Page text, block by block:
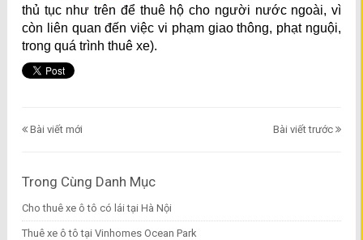
thủ tục như trên để thuê hộ cho người nước ngoài, vì
còn liên quan đến việc vi phạm giao thông, phạt nguội,
trong quá trình thuê xe).
Bài viết mới Bài viết trước
Trong Cùng Danh Mục
Cho thuê xe ô tô có lái tại Hà Nội
Thuê xe ô tô tại Vinhomes Ocean Park